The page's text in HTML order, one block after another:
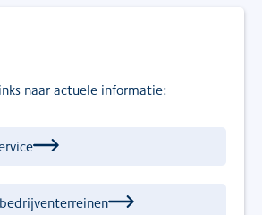
naar actuele informatie: